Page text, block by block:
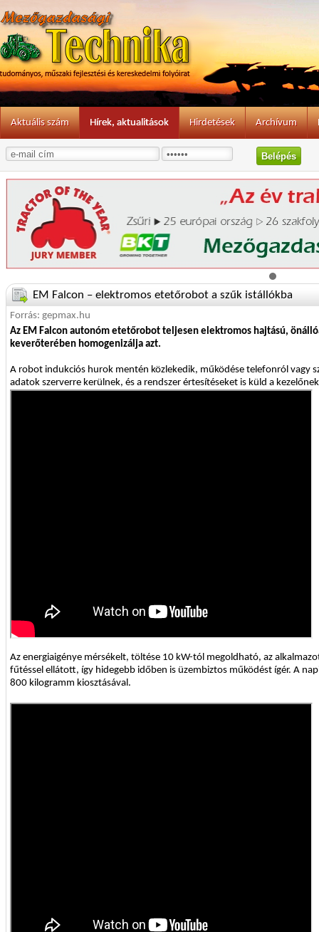
Aktuális szám Hírek, aktualitások Hirdetések Archívum
EM Falcon – elektromos etetőrobot a szűk istállókba
Forrás: gepmax.hu
Az EM Falcon autonóm etetőrobot teljesen elektromos hajtású,
keverőterében homogenizálja azt.
A robot indukciós hurok mentén közlekedik, működése telefonról vagy
adatok szerverre kerülnek, és a rendszer értesítéseket is küld a
Az energiaigénye mérsékelt, töltése 10 kW-tól megoldható, az
fűtéssel ellátott, így hidegebb időben is üzembiztos működést ígér. A
800 kilogramm kiosztásával.